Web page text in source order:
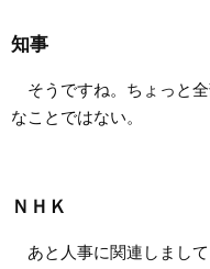
知事
そうですね。ちょっと
なことではない。
ＮＨＫ
あと人事に関連しまし